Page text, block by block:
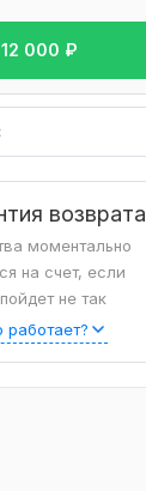
12 000 ₽
возврата
моментально
на счет, если
не так
работает?